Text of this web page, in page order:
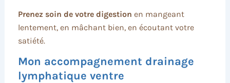
Prenez soin de votre digestion en mangeant
lentement, en mâchant bien, en écoutant votre
satiété.
Mon accompagnement drainage
lymphatique ventre